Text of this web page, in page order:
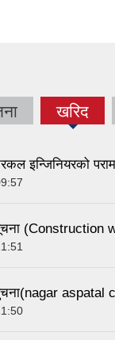
खरिद
(active
इन्जिनियरको
(Construction
aspatal